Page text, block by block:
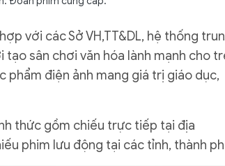
với các Sở VH,TT&DL, hệ thống
sân chơi văn hóa lành mạnh cho
điện ảnh mang giá trị giáo dục,
thức gồm chiếu trực tiếp tại địa
phim lưu động tại các tỉnh, thành